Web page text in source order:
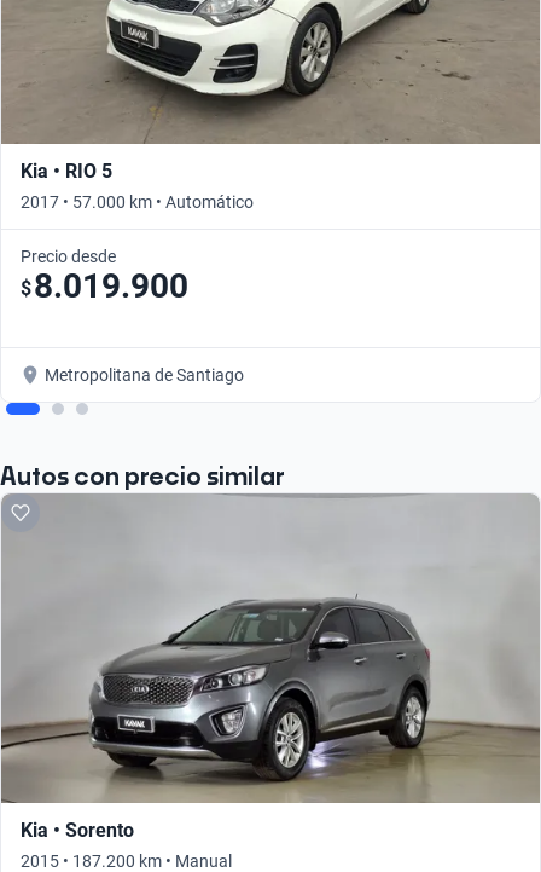
Kia • RIO 5
2017 • 57.000 km • Automático
Precio desde
$8.019.900
Metropolitana de Santiago
Autos con precio similar
Kia • Sorento
2015 • 187.200 km • Manual